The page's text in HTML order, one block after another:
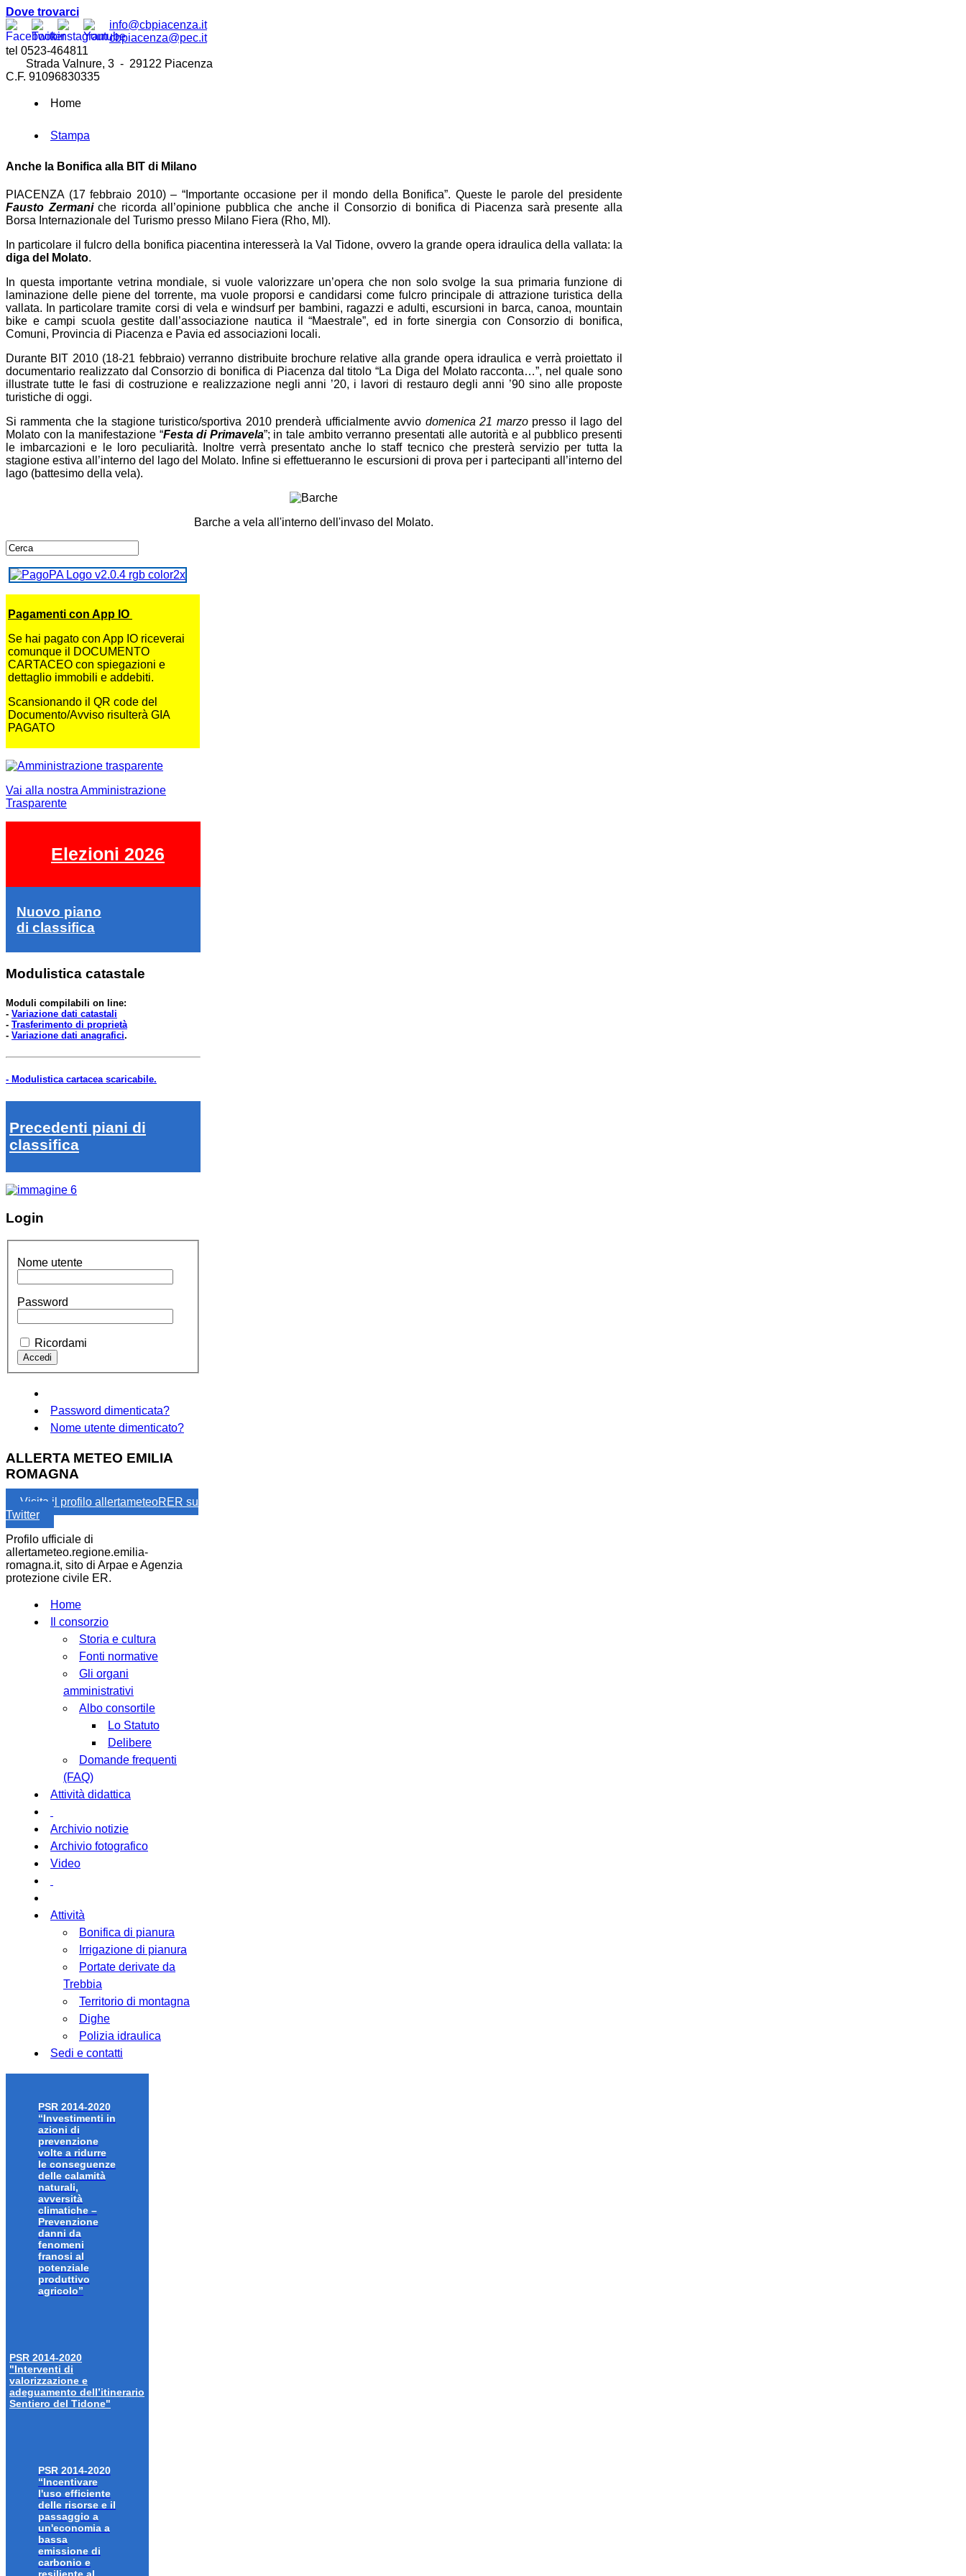
Dove trovarci
info@cbpiacenza.it
cbpiacenza@pec.it
tel 0523-464811
Strada Valnure, 3 - 29122 Piacenza
C.F. 91096830335
Home
Stampa
Anche la Bonifica alla BIT di Milano
PIACENZA (17 febbraio 2010) – “Importante occasione per il mondo della Bonifica”. Queste le parole del presidente
Fausto Zermaniche ricorda all’opinione pubblica che anche il Consorzio di bonifica di Piacenza sarà presente alla
Borsa Internazionale del Turismo presso Milano Fiera (Rho, MI).
In particolare il fulcro della bonifica piacentina interesserà la Val Tidone, ovvero la grande opera idraulica della vallata: la
diga del Molato.
In questa importante vetrina mondiale, si vuole valorizzare un’opera che non solo svolge la sua primaria funzione di
laminazione delle piene del torrente, ma vuole proporsi e candidarsi come fulcro principale di attrazione turistica della
vallata. In particolare tramite corsi di vela e windsurf per bambini, ragazzi e adulti, escursioni in barca, canoa, mountain
bike e campi scuola gestite dall’associazione nautica il “Maestrale”, ed in forte sinergia con Consorzio di bonifica,
Comuni, Provincia di Piacenza e Pavia ed associazioni locali.
Durante BIT 2010 (18-21 febbraio) verranno distribuite brochure relative alla grande opera idraulica e verrà proiettato il
documentario realizzato dal Consorzio di bonifica di Piacenza dal titolo “La Diga del Molato racconta…”, nel quale sono
illustrate tutte le fasi di costruzione e realizzazione negli anni ’20, i lavori di restauro degli anni ’90 sino alle proposte
turistiche di oggi.
Si rammenta che la stagione turistico/sportiva 2010 prenderà ufficialmente avvio domenica 21 marzopresso il lago del
Molato con la manifestazione “Festa di Primavela”; in tale ambito verranno presentati alle autorità e al pubblico presenti
le imbarcazioni e le loro peculiarità. Inoltre verrà presentato anche lo staff tecnico che presterà servizio per tutta la
stagione estiva all’interno del lago del Molato. Infine si effettueranno le escursioni di prova per i partecipanti all’interno del
lago (battesimo della vela).
Barche a vela all'interno dell'invaso del Molato.
Pagamenti con App IO
Se hai pagato con App IO riceverai
comunque il DOCUMENTO
CARTACEO con spiegazioni e
dettaglio immobili e addebiti.
Scansionando il QR code del
Documento/Avviso risulterà GIA
PAGATO
Vai alla nostra Amministrazione
Trasparente
Elezioni 2026
Nuovo piano
di classifica
Modulistica catastale
Moduli compilabili on line:
- Variazione dati catastali
- Trasferimento di proprietà
- Variazione dati anagrafici.
- Modulistica cartacea scaricabile.
Precedenti piani di
classifica
Login
Nome utente
Password
Ricordami
Password dimenticata?
Nome utente dimenticato?
ALLERTA METEO EMILIA
ROMAGNA
Visita il profilo allertameteoRER su
Twitter
Profilo ufficiale di
allertameteo.regione.emilia-
romagna.it, sito di Arpae e Agenzia
protezione civile ER.
Home
Il consorzio
Storia e cultura
Fonti normative
Gli organi
amministrativi
Albo consortile
Lo Statuto
Delibere
Domande frequenti
(FAQ)
Attività didattica
Archivio notizie
Archivio fotografico
Video
Attività
Bonifica di pianura
Irrigazione di pianura
Portate derivate da
Trebbia
Territorio di montagna
Dighe
Polizia idraulica
Sedi e contatti
PSR 2014-2020
“Investimenti in
azioni di
prevenzione
volte a ridurre
le conseguenze
delle calamità
naturali,
avversità
climatiche –
Prevenzione
danni da
fenomeni
franosi al
potenziale
produttivo
agricolo”
PSR 2014-2020
"Interventi di
valorizzazione e
adeguamento dell’itinerario
Sentiero del Tidone"
PSR 2014-2020
“Incentivare
l'uso efficiente
delle risorse e il
passaggio a
un'economia a
bassa
emissione di
carbonio e